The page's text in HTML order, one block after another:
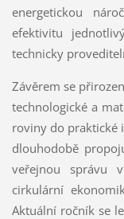
energetickou
efektivitu
technicky
Závěrem se
technologické a
roviny do praktické
dlouhodobě
veřejnou správu
cirkulární
Aktuální ročník se